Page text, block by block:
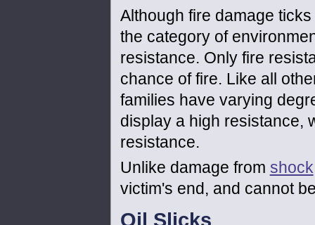
Although fire damage
the category of
resistance. Only fire
chance of fire. Like all
families have varying
display a high resistance,
resistance.
Unlike damage from shock
victim's end, and cannot
Oil Slicks